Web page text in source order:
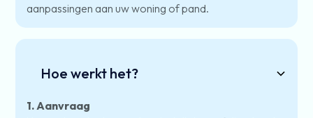
aanpassingen aan uw woning of pand.
Hoe werkt het?
1. Aanvraag